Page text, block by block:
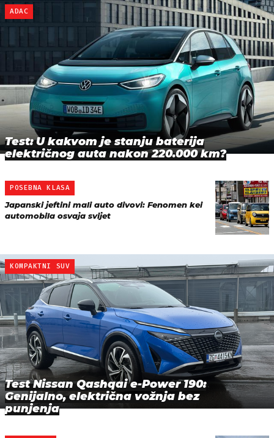
ADAC
Test: U kakvom je stanju baterija
električnog auta nakon 220.000 km?
POSEBNA KLASA
Japanski jeftini mali auto divovi: Fenomen kei
automobila osvaja svijet
KOMPAKTNI SUV
Test Nissan Qashqai e-Power 190:
Genijalno, električna vožnja bez
punjenja